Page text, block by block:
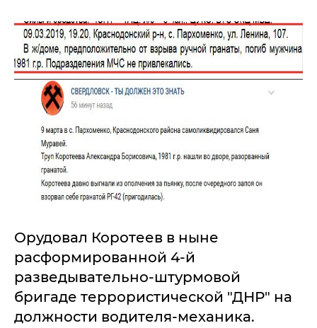
Орудовал Коротеев в ныне
расформированной 4-й
разведывательно-штурмовой
бригаде террористической "ДНР" на
должности водителя-механика.